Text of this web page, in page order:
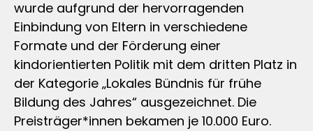
wurde aufgrund der hervorragenden
Einbindung von Eltern in verschiedene
Formate und der Förderung einer
kindorientierten Politik mit dem dritten Platz in
der Kategorie „Lokales Bündnis für frühe
Bildung des Jahres“ ausgezeichnet. Die
Preisträger*innen bekamen je 10.000 Euro.